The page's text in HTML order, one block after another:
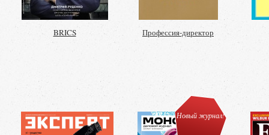
BRICS Профессия-директор
Новый журнал!